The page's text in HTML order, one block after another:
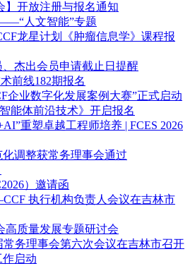
】开放注册与报名通知
人文智能”专题
龙星计划《肿瘤信息学》课程报
杰出会员申请截止日提醒
前线182期报名
企业数字化发展案例大赛”正式启动
能体前沿技术》开启报名
重塑卓越工程师培养 | FCES 2026
调整获常务理事会通过
）邀请函
执行机构负责人会议在吉林市
高质量发展专题研讨会
务理事会第六次会议在吉林市召开
作启动